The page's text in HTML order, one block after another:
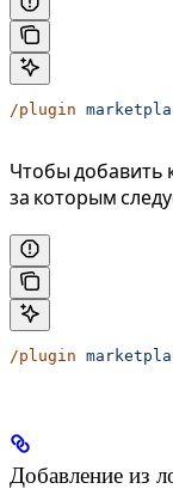
/plugin
Чтобы добавить
за которым
/plugin
Добавление из